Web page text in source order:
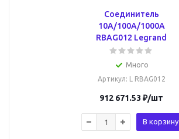
Соединитель
10A/100A/1000A
RBAG012 Legrand
Много
Артикул: L RBAG012
912 671.53 ₽/шт
В корзину